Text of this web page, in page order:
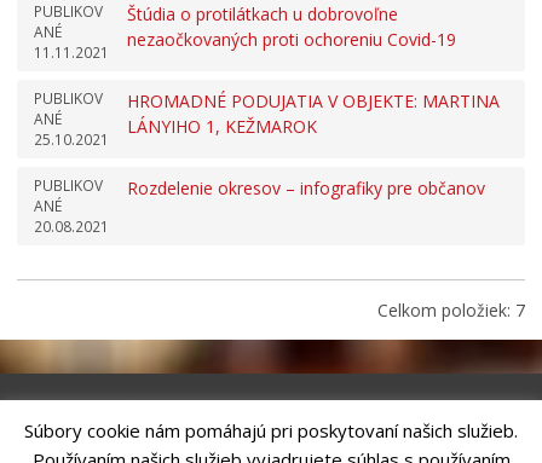
PUBLIKOV
ANÉ
11.11.2021
Štúdia o protilátkach u dobrovoľne
nezaočkovaných proti ochoreniu Covid-19
PUBLIKOV
ANÉ
25.10.2021
HROMADNÉ PODUJATIA V OBJEKTE: MARTINA
LÁNYIHO 1, KEŽMAROK
PUBLIKOV
ANÉ
20.08.2021
Rozdelenie okresov – infografiky pre občanov
Celkom položiek: 7
Riešenie ANTIK SMART CITY
| Technický prevádzkovateľ – MVI
Súbory cookie nám pomáhajú pri poskytovaní našich služieb.